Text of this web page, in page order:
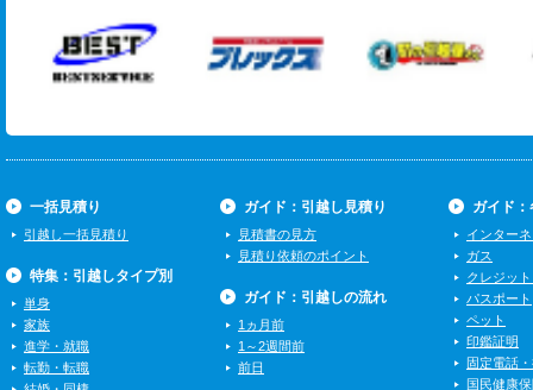
一括見積り
引越し一括見積り
特集：引越しタイプ別
単身
家族
進学・就職
転勤・転職
ガイド：引越し見積り
見積書の見方
見積り依頼のポイント
ガイド：引越しの流れ
1ヵ月前
1～2週間前
前日
ガイド
インター
ガス
クレジッ
パスポート
ペット
印鑑証明
固定電話
国民健康